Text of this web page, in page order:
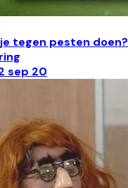
tegen pesten doen?
sep 20